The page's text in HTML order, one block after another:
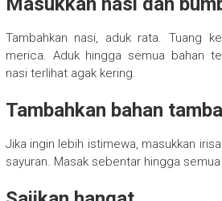
Tambahkan nasi, aduk rata. Tuang
merica. Aduk hingga semua bahan
nasi terlihat agak kering.
Tambahkan bahan
Jika ingin lebih istimewa, masukkan
sayuran. Masak sebentar hingga